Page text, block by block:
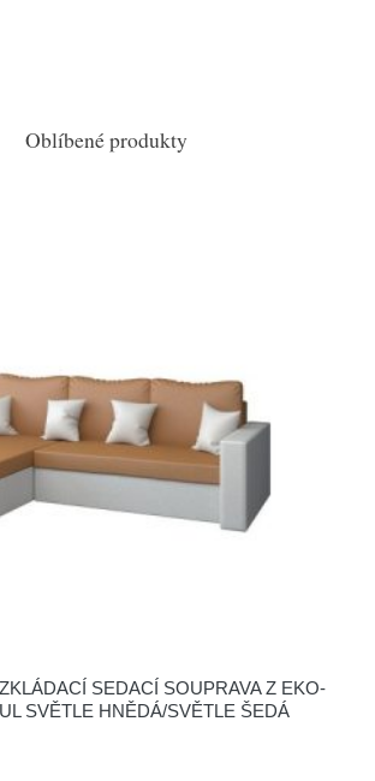
Oblíbené produkty
SEDACÍ SOUPRAVA Z EKO-
SVĚTLE HNĚDÁ/SVĚTLE ŠEDÁ